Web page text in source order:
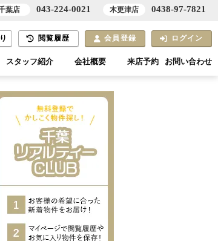
閲覧履歴 会員登録 ログイン
スタッフ紹介 会社概要 来店予約 お問い合わせ
葉店 043-224-0021 木更津店 0438-97-7821